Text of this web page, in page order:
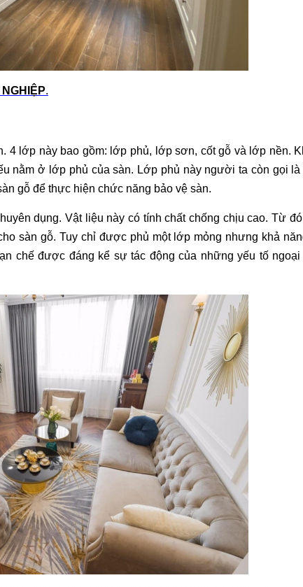
.
4 lớp này bao gồm: lớp phủ, lớp sơn, cốt gỗ và lớp nền.
nằm ở lớp phủ của sàn. Lớp phủ này người ta còn gọi
gỗ để thực hiện chức năng bảo vệ sàn.
dụng. Vật liệu này có tính chất chống chịu cao. Từ
sàn gỗ. Tuy chỉ được phủ một lớp mỏng nhưng khả
chế được đáng kể sự tác động của những yếu tố